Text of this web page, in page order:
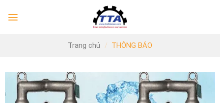
Trang chủ / THÔNG BÁO